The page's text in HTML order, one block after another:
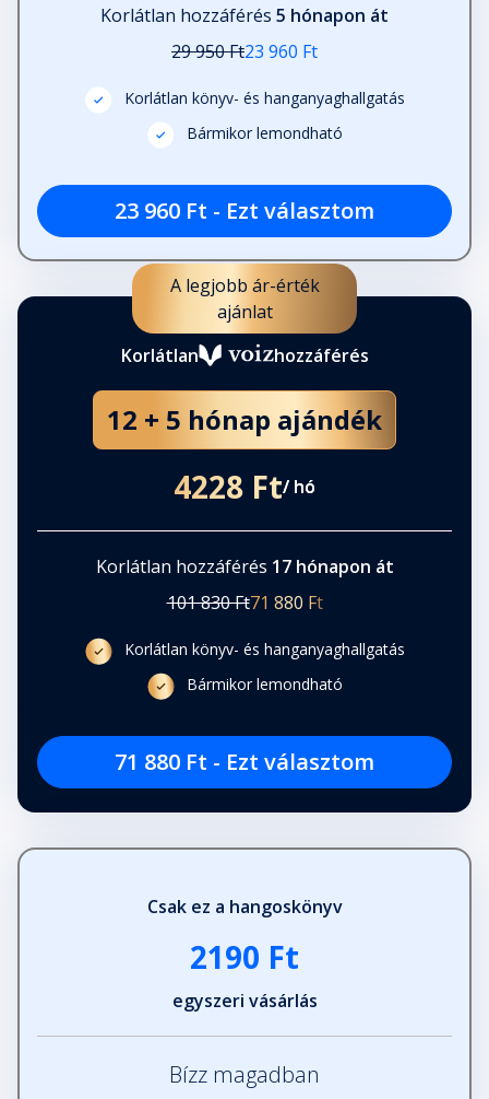
Korlátlan hozzáférés 5 hónapon át
29 950 Ft23 960 Ft
Korlátlan könyv- és hanganyaghallgatás
Bármikor lemondható
23 960 Ft - Ezt választom
A legjobb ár-érték
ajánlat
Korlátlan
hozzáférés
12 + 5 hónap ajándék
4228 Ft/ hó
Korlátlan hozzáférés 17 hónapon át
101 830 Ft71 880 Ft
Korlátlan könyv- és hanganyaghallgatás
Bármikor lemondható
71 880 Ft - Ezt választom
Csak ez a hangoskönyv
2190 Ft
egyszeri vásárlás
Bízz magadban